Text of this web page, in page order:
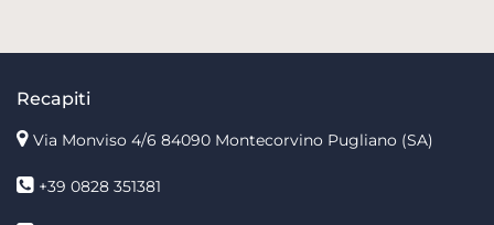
Recapiti
Via Monviso 4/6 84090 Montecorvino Pugliano (SA)
+39 0828 351381